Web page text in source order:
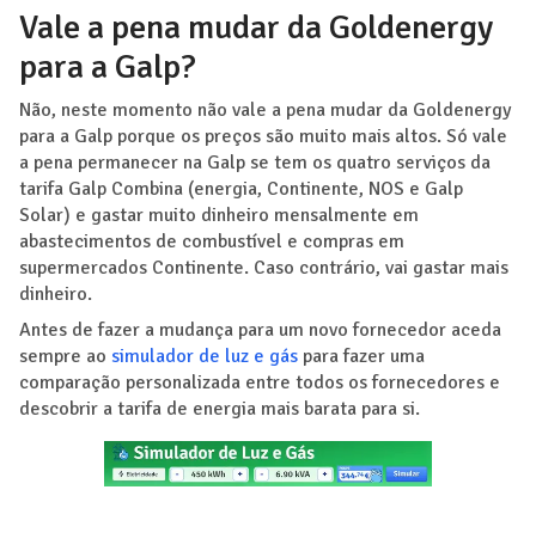
Vale a pena mudar da Goldenergy
para a Galp?
Não, neste momento não vale a pena mudar da Goldenergy
para a Galp porque os preços são muito mais altos. Só vale
a pena permanecer na Galp se tem os quatro serviços da
tarifa Galp Combina (energia, Continente, NOS e Galp
Solar) e gastar muito dinheiro mensalmente em
abastecimentos de combustível e compras em
supermercados Continente. Caso contrário, vai gastar mais
dinheiro.
Antes de fazer a mudança para um novo fornecedor aceda
sempre ao simulador de luz e gás para fazer uma
comparação personalizada entre todos os fornecedores e
descobrir a tarifa de energia mais barata para si.